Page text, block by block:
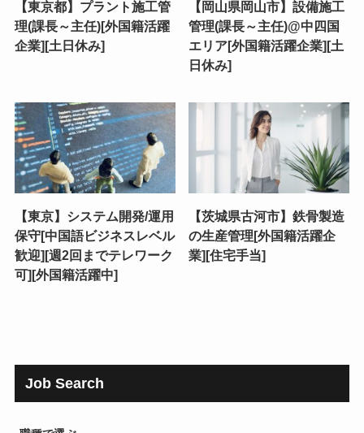
【東京都】プラント施工管
理(課長～主任)[外国籍活躍
企業][土日休み]
【岡山県岡山市】設備施工
管理(課長～主任)@中四国
エリア[外国籍活躍企業][土
日休み]
【東京】システム開発/運用
保守[中国語ビジネスレベル
歓迎][週2回までテレワーク
可][外国籍活躍中]
【茨城県古河市】鉄骨製造
の生産管理[外国籍活躍企
業][住宅手当]
Job Search